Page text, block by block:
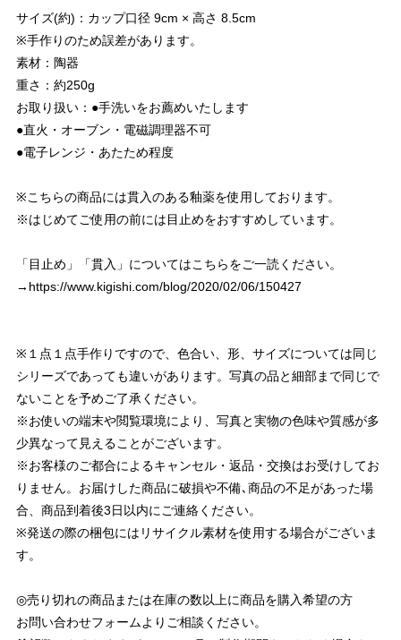
サイズ(約)：カップ口径 9cm × 高さ 8.5cm
※手作りのため誤差があります。
素材：陶器
重さ：約250g
お取り扱い：●手洗いをお薦めいたします
●直火・オーブン・電磁調理器不可
●電子レンジ・あたため程度
※こちらの商品には貫入のある釉薬を使用しております。
※はじめてご使用の前には目止めをおすすめしています。
「目止め」「貫入」についてはこちらをご一読ください。
→ https://www.kigishi.com/blog/2020/02/06/150427
※１点１点手作りですので、色合い、形、サイズについては同じ
シリーズであっても違いがあります。写真の品と細部まで同じで
ないことを予めご了承ください。
※お使いの端末や閲覧環境により、写真と実物の色味や質感が多
少異なって見えることがございます。
※お客様のご都合によるキャンセル・返品・交換はお受けしてお
りません。お届けした商品に破損や不備､商品の不足があった場
合、商品到着後3日以内にご連絡ください。
※発送の際の梱包にはリサイクル素材を使用する場合がございま
す。
◎売り切れの商品または在庫の数以上に商品を購入希望の方
お問い合わせフォームよりご相談ください。